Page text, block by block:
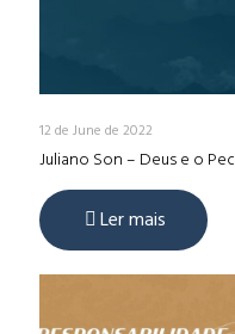
12 de June de 2022
Juliano Son – Deus e o
Ler mais